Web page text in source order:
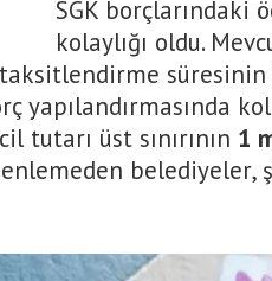
SGK borçlarındaki
kolaylığı oldu.
süresinin
yapılandırmasında
tutarı üst sınırının 1
belediyeler,